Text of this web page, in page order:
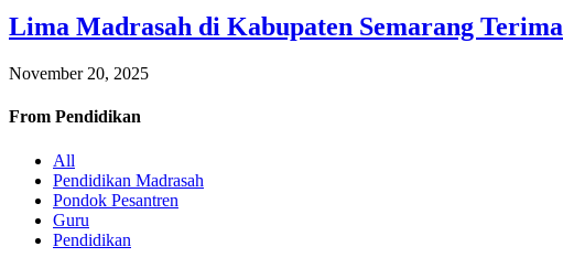
Lima Madrasah di Kabupaten Semarang
November 20, 2025
From Pendidikan
All
Pendidikan Madrasah
Pondok Pesantren
Guru
Pendidikan